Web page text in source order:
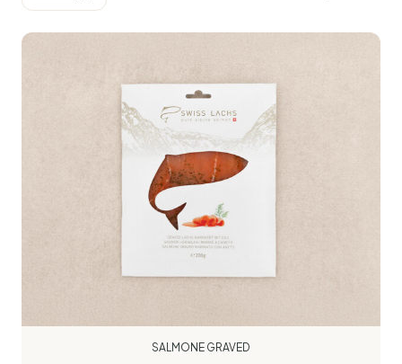
SALMONE GRAVED